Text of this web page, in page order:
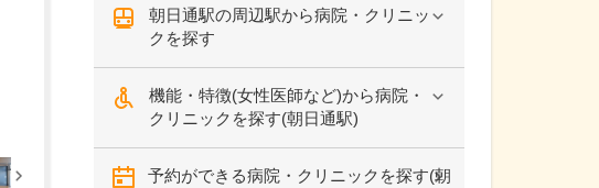
朝日通駅の周辺駅から病院・クリニッ
クを探す
機能・特徴(女性医師など)から病院・
クリニックを探す(朝日通駅)
予約ができる病院・クリニックを探す(朝